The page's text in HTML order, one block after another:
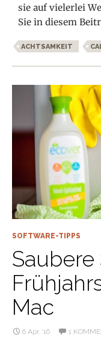
sie auf vielerlei
Sie in diesem
ACHTSAMKEIT
SOFTWARE-TIPPS
Saubere
Mac
6 Apr. ’16 1